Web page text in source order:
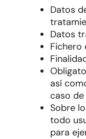
Datos
Datos
Fichero
así
caso
Sobre
todo
para